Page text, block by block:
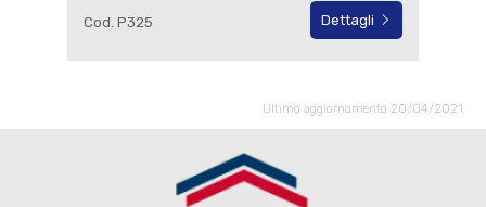
Cod. P325 Dettagli
Ultimo aggiornamento 20/04/2021